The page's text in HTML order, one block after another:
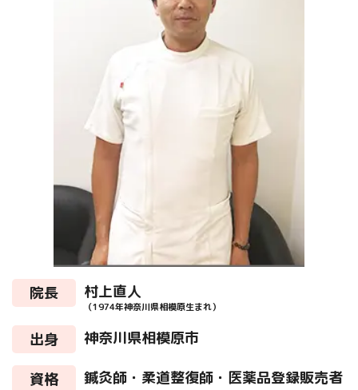
院長 村上直人
（1974年神奈川県相模原生まれ）
出身 神奈川県相模原市
資格 鍼灸師・柔道整復師・医薬品登録販売者